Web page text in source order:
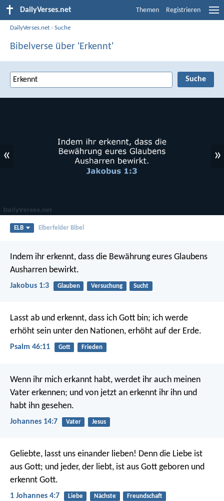
DailyVerses.net Themen Registrieren
DailyVerses.net ›Suche
Bibelverse über 'Erkennt'
« »
ELB Elberfelder Bibel
Indem ihr erkennt, dass die Bewährung eures Glaubens
Ausharren bewirkt.
Jakobus 1:3 Glauben Versuchung Sucht
Lasst ab und erkennt, dass ich Gott bin; ich werde
erhöht sein unter den Nationen, erhöht auf der Erde.
Psalm 46:11 Gott Frieden
Wenn ihr mich erkannt habt, werdet ihr auch meinen
Vater erkennen; und von jetzt an erkennt ihr ihn und
habt ihn gesehen.
Johannes 14:7 Vater Jesus
Geliebte, lasst uns einander lieben! Denn die Liebe ist
aus Gott; und jeder, der liebt, ist aus Gott geboren und
erkennt Gott.
1 Johannes 4:7 Liebe Nächste Freundschaft